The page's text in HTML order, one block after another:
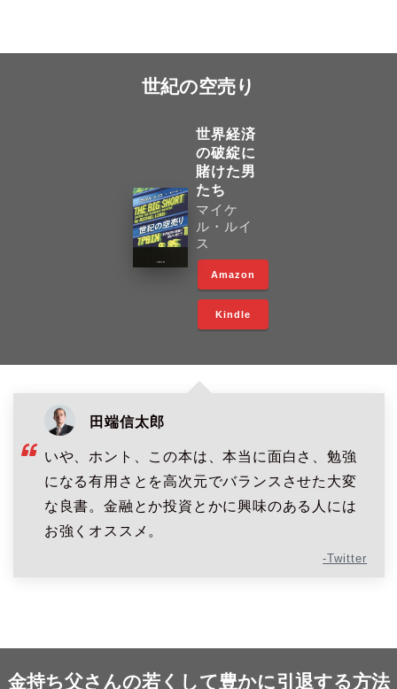
世紀の空売り
世界経済
の破綻に
賭けた男
たち
マイケ
ル・ルイ
ス
Amazon
Kindle
田端信太郎
いや、ホント、この本は、本当に面白さ、勉強
になる有用さとを高次元でバランスさせた大変
な良書。金融とか投資とかに興味のある人には
お強くオススメ。
-Twitter
金持ち父さんの若くして豊かに引退する方法